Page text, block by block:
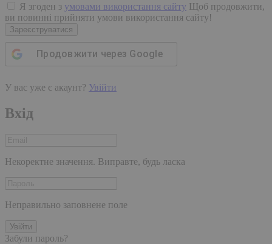
Я згоден з умовами використання сайту Щоб продовжити,
ви повинні прийняти умови використання сайту!
Зареєструватися
Продовжити через Google
У вас уже є акаунт? Увійти
Вхід
Некоректне значення. Виправте, будь ласка
Неправильно заповнене поле
Увійти
Забули пароль?